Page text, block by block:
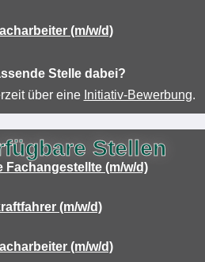
(m/w/d)
Stelle dabei?
über eine Initiativ-Bewerbung.
Stellen
Fachangestellte (m/w/d)
(m/w/d)
(m/w/d)